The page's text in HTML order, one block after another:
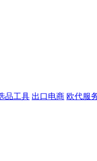
品工具 出口电商 欧代服